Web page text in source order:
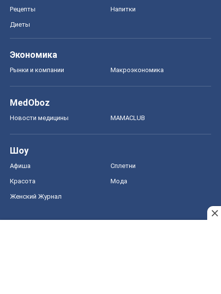
Рецепты Напитки
Диеты
Экономика
Рынки и компании Mакроэкономика
MedOboz
Новости медицины MAMACLUB
Шоу
Афиша Сплетни
Красота Мода
Женский Журнал